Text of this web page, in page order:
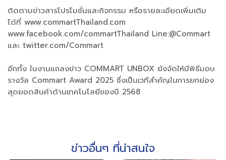
ติดตามข่าวสารโปรโมชั่นและกิจกรรม หรือรายละเอียดเพิ่มเติม
ได้ที่ www.commartThailand.com
www.facebook.com/commartThailand Line:@Commart
และ twitter.com/Commart
อีกทั้ง ในงานแถลงข่าว COMMART UNBOX ยังจัดให้มีพิธีมอบ
รางวัล Commart Award 2025 ซึ่งเป็นเวทีสำคัญในการยกย่อง
สุดยอดสินค้าด้านเทคโนโลยีของปี 2568
ข่าวอื่นๆ ที่น่าสนใจ